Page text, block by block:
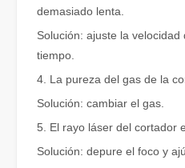
demasiado lenta.
Solución: ajuste la
tiempo.
4. La pureza del gas de la
Solución: cambiar el gas.
5. El rayo láser del cortador
Solución: depure el foco y